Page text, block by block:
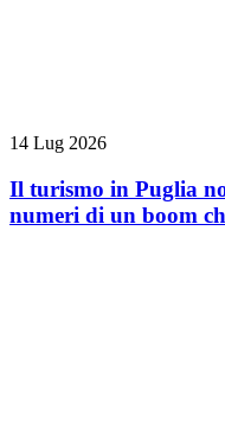
14 Lug 2026
Il turismo in Puglia
numeri di un boom